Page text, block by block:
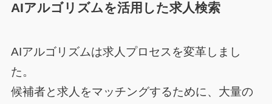
AIアルゴリズムを活用した求人検索
AIアルゴリズムは求人プロセスを変革しまし
た。
候補者と求人をマッチングするために、大量の